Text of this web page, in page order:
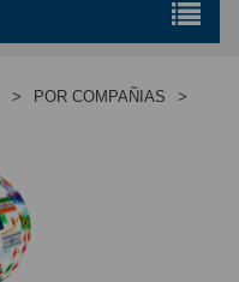
> POR COMPAÑIAS
>